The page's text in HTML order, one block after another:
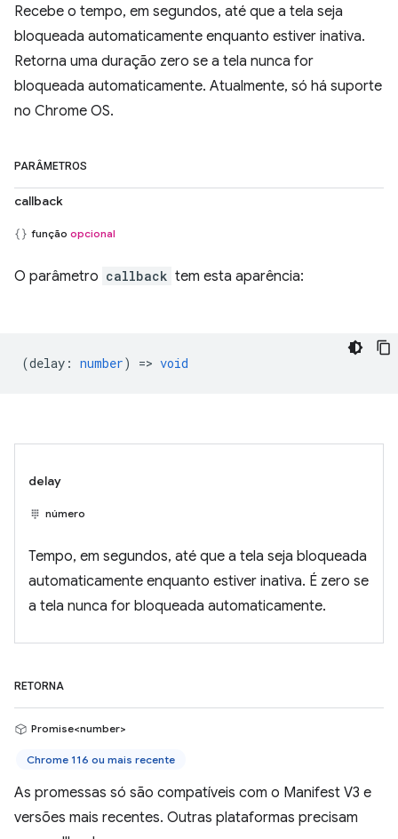
Recebe o tempo, em segundos, até que a tela seja
bloqueada automaticamente enquanto estiver inativa.
Retorna uma duração zero se a tela nunca for
bloqueada automaticamente. Atualmente, só há suporte
no Chrome OS.
PARÂMETROS
callback
função opcional
O parâmetro callback tem esta aparência:
(delay : number) => void
delay
número
Tempo, em segundos, até que a tela seja bloqueada
automaticamente enquanto estiver inativa. É zero se
a tela nunca for bloqueada automaticamente.
RETORNA
Promise<number>
Chrome 116 ou mais recente
As promessas só são compatíveis com o Manifest V3 e
versões mais recentes. Outras plataformas precisam